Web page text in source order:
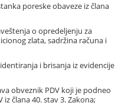
poreske obaveze iz člana
o opredeljenju za
zlata, sadržina računa i
i brisanja iz evidencije
obveznik PDV koji je podneo
iz člana 40. stav 3. Zakona;